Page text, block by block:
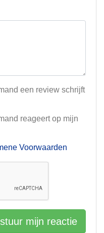
een review schrijft
reageert op mijn
Voorwaarden
mijn reactie